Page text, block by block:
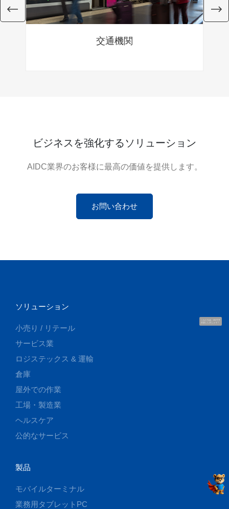
こんにちは、UUです
お話ししましょう！
交通機関
ビジネスを強化するソリューション
AIDC業界のお客様に最高の価値を提供します。
お問い合わせ
ソリューション
小売り / リテール
サービス業
ロジステックス & 運輸
倉庫
屋外での作業
工場・製造業
ヘルスケア
公的なサービス
製品
モバイルターミナル
業務用タブレットPC